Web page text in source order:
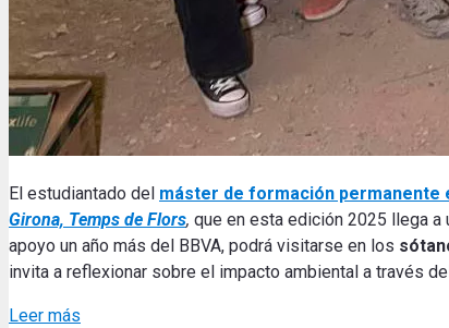
El estudiantado del máster de formación permanente
Girona, Temps de Flors, que en esta edición 2025 llega a
apoyo un año más del BBVA, podrá visitarse en los
invita a reflexionar sobre el impacto ambiental a través
Leer más